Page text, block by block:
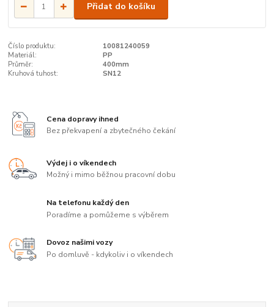
Přidat do košíku
Číslo produktu:
10081240059
Materiál:
PP
Průměr:
400mm
Kruhová tuhost:
SN12
Cena dopravy ihned
Bez překvapení a zbytečného čekání
Výdej i o víkendech
Možný i mimo běžnou pracovní dobu
Na telefonu každý den
Poradíme a pomůžeme s výběrem
Dovoz našimi vozy
Po domluvě - kdykoliv i o víkendech